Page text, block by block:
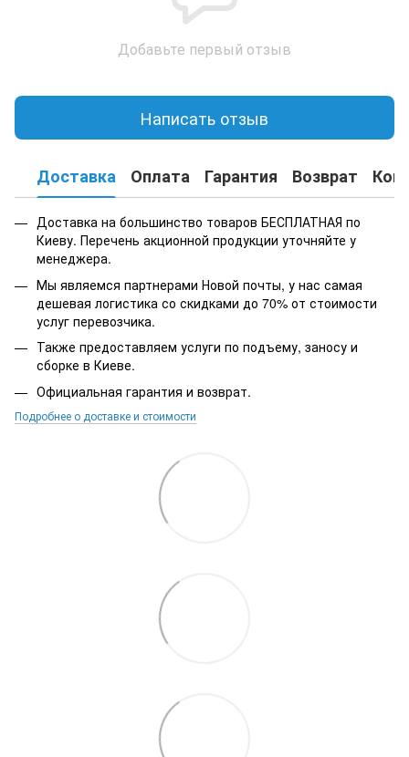
Добавьте первый отзыв
Написать отзыв
Доставка Оплата Гарантия Возврат
Доставка на большинство товаров БЕСПЛАТНАЯ по
Киеву. Перечень акционной продукции уточняйте у
менеджера.
Мы являемся партнерами Новой почты, у нас самая
дешевая логистика со скидками до 70% от стоимости
услуг перевозчика.
Также предоставляем услуги по подъему, заносу и
сборке в Киеве.
Официальная гарантия и возврат.
Подробнее о доставке и стоимости